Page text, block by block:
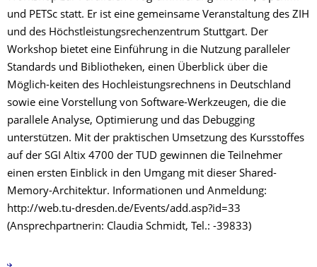
und PETSc statt. Er ist eine gemeinsame Veranstaltung des ZIH
und des Höchstleistungsrechenzentrum Stuttgart. Der
Workshop bietet eine Einführung in die Nutzung paralleler
Standards und Bibliotheken, einen Überblick über die
Möglich-keiten des Hochleistungsrechnens in Deutschland
sowie eine Vorstellung von Software-Werkzeugen, die die
parallele Analyse, Optimierung und das Debugging
unterstützen. Mit der praktischen Umsetzung des Kursstoffes
auf der SGI Altix 4700 der TUD gewinnen die Teilnehmer
einen ersten Einblick in den Umgang mit dieser Shared-
Memory-Architektur. Informationen und Anmeldung:
http://web.tu-dresden.de/Events/add.asp?id=33
(Ansprechpartnerin: Claudia Schmidt, Tel.: -39833)